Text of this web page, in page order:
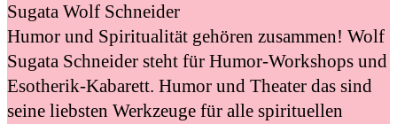
Sugata Wolf Schneider
Humor und Spiritualität gehören zusammen! Wolf
Sugata Schneider steht für Humor-Workshops und
Esotherik-Kabarett. Humor und Theater das sind
seine liebsten Werkzeuge für alle spirituellen